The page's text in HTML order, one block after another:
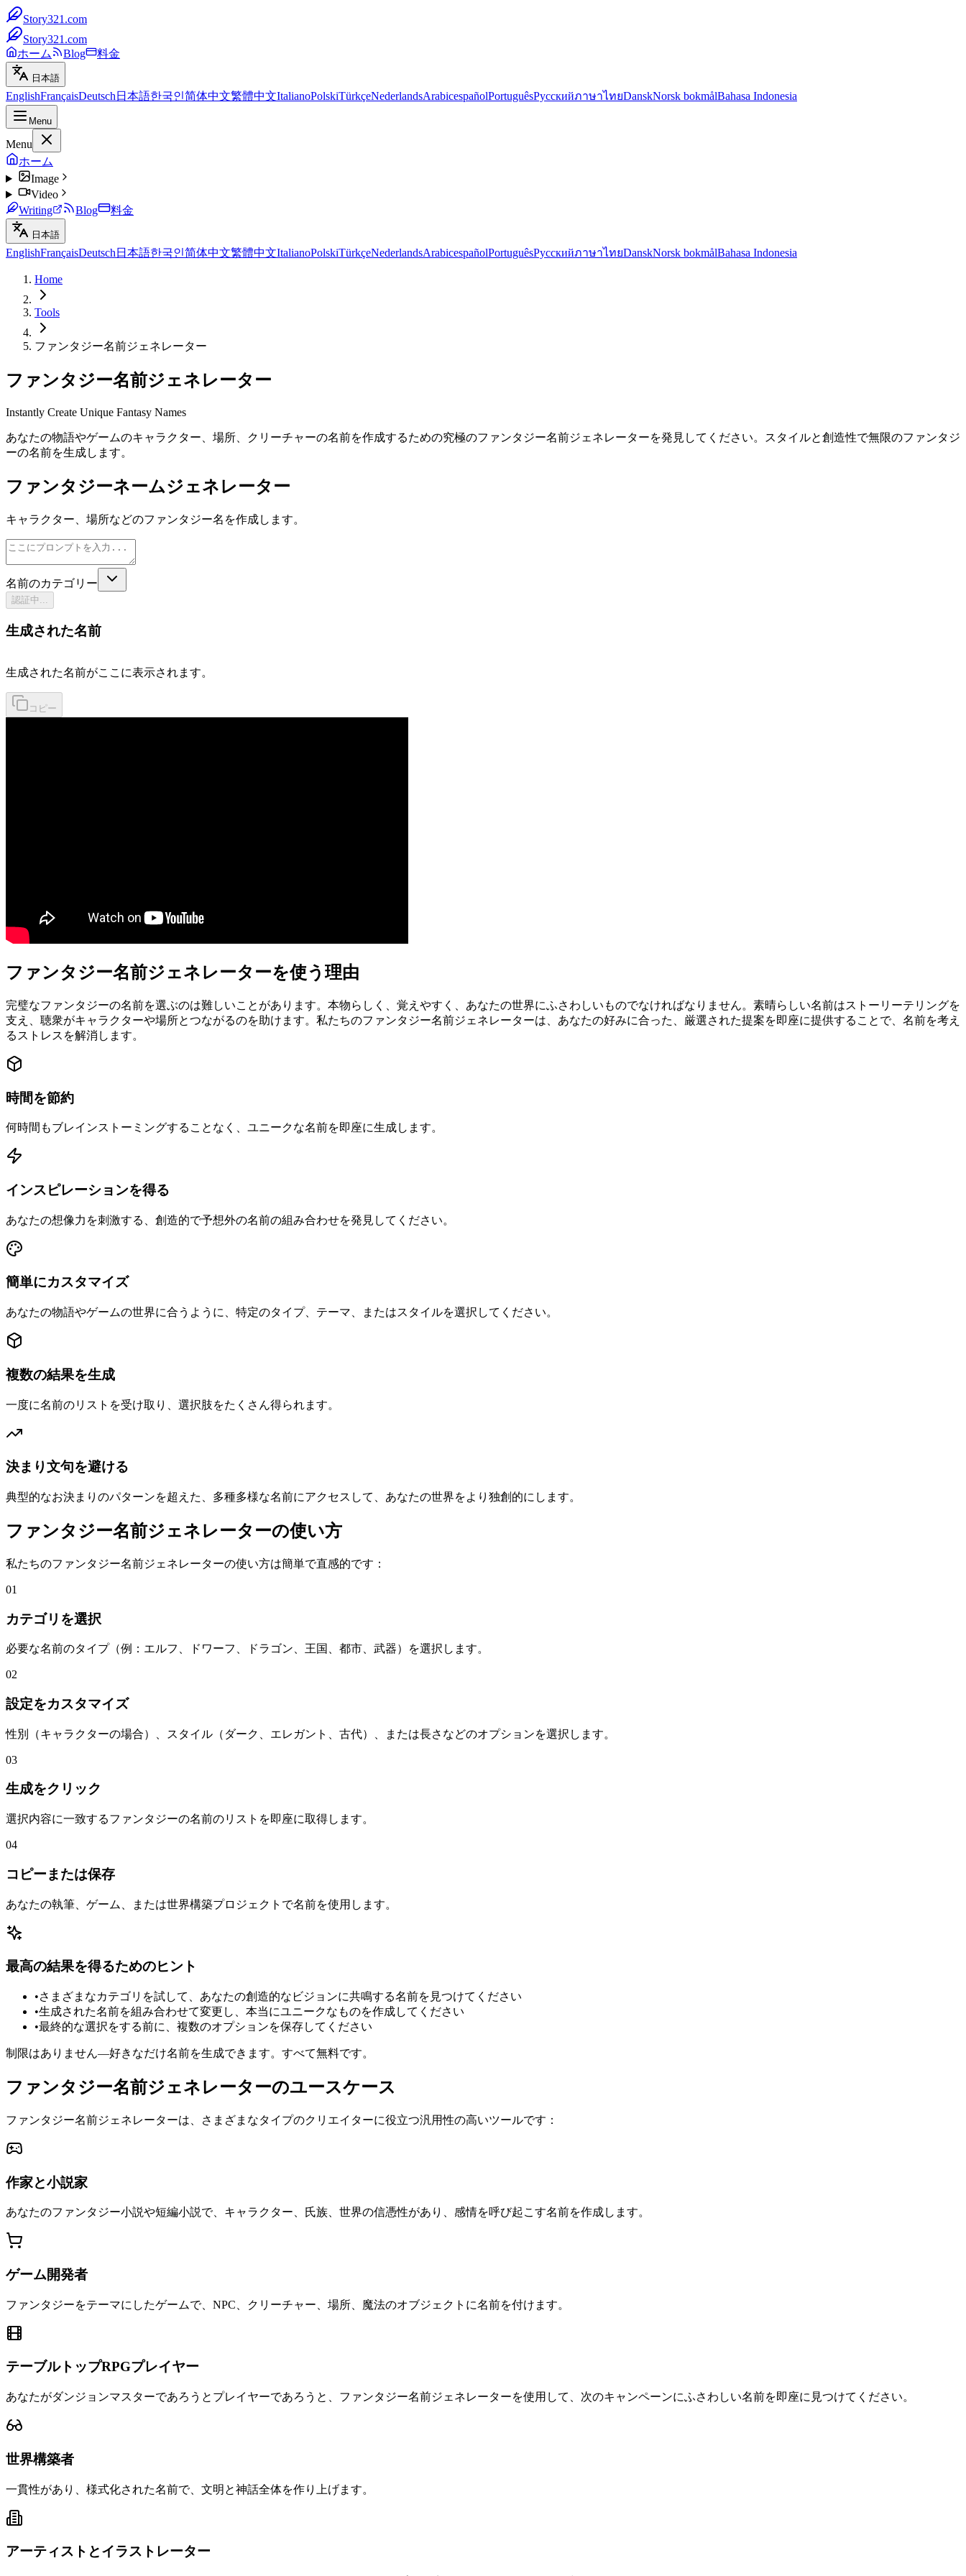
Story321.com
Story321.com
ホーム
Blog 料金
日本語
EnglishFrançaisDeutsch 日本語한국인简体中文繁體中文ItalianoPolskiTürkçeNederlandsArabicespañolPortuguêsРусскийภาษาไทยDanskNorsk bokmålBahasa Indonesia
Menu
Menu
ホーム
Image
Video
Writing
Blog 料金
日本語
EnglishFrançaisDeutsch 日本語한국인简体中文繁體中文ItalianoPolskiTürkçeNederlandsArabicespañolPortuguêsРусскийภาษาไทยDanskNorsk bokmålBahasa Indonesia
Home
Tools
ファンタジー名前ジェネレーター
ファンタジー名前ジェネレーター
Instantly Create Unique Fantasy Names
あなたの物語やゲームのキャラクター、場所、クリーチャーの名前を作成するための究極のファンタジー名前ジェネレーターを発見してください。スタイルと創造性で無限のファンタジ
ーの名前を生成します。
ファンタジーネームジェネレーター
キャラクター、場所などのファンタジー名を作成します。
名前のカテゴリー
認証中...
生成された名前
生成された名前がここに表示されます。
コピー
ファンタジー名前ジェネレーターを使う理由
完璧なファンタジーの名前を選ぶのは難しいことがあります。本物らしく、覚えやすく、あなたの世界にふさわしいものでなければなりません。素晴らしい名前はストーリーテリングを
支え、聴衆がキャラクターや場所とつながるのを助けます。私たちのファンタジー名前ジェネレーターは、あなたの好みに合った、厳選された提案を即座に提供することで、名前を考え
るストレスを解消します。
時間を節約
何時間もブレインストーミングすることなく、ユニークな名前を即座に生成します。
インスピレーションを得る
あなたの想像力を刺激する、創造的で予想外の名前の組み合わせを発見してください。
簡単にカスタマイズ
あなたの物語やゲームの世界に合うように、特定のタイプ、テーマ、またはスタイルを選択してください。
複数の結果を生成
一度に名前のリストを受け取り、選択肢をたくさん得られます。
決まり文句を避ける
典型的なお決まりのパターンを超えた、多種多様な名前にアクセスして、あなたの世界をより独創的にします。
ファンタジー名前ジェネレーターの使い方
私たちのファンタジー名前ジェネレーターの使い方は簡単で直感的です：
01
カテゴリを選択
必要な名前のタイプ（例：エルフ、ドワーフ、ドラゴン、王国、都市、武器）を選択します。
02
設定をカスタマイズ
性別（キャラクターの場合）、スタイル（ダーク、エレガント、古代）、または長さなどのオプションを選択します。
03
生成をクリック
選択内容に一致するファンタジーの名前のリストを即座に取得します。
04
コピーまたは保存
あなたの執筆、ゲーム、または世界構築プロジェクトで名前を使用します。
最高の結果を得るためのヒント
•さまざまなカテゴリを試して、あなたの創造的なビジョンに共鳴する名前を見つけてください
•生成された名前を組み合わせて変更し、本当にユニークなものを作成してください
•最終的な選択をする前に、複数のオプションを保存してください
制限はありません—好きなだけ名前を生成できます。すべて無料です。
ファンタジー名前ジェネレーターのユースケース
ファンタジー名前ジェネレーターは、さまざまなタイプのクリエイターに役立つ汎用性の高いツールです：
作家と小説家
あなたのファンタジー小説や短編小説で、キャラクター、氏族、世界の信憑性があり、感情を呼び起こす名前を作成します。
ゲーム開発者
ファンタジーをテーマにしたゲームで、NPC、クリーチャー、場所、魔法のオブジェクトに名前を付けます。
テーブルトップRPGプレイヤー
あなたがダンジョンマスターであろうとプレイヤーであろうと、ファンタジー名前ジェネレーターを使用して、次のキャンペーンにふさわしい名前を即座に見つけてください。
世界構築者
一貫性があり、様式化された名前で、文明と神話全体を作り上げます。
アーティストとイラストレーター